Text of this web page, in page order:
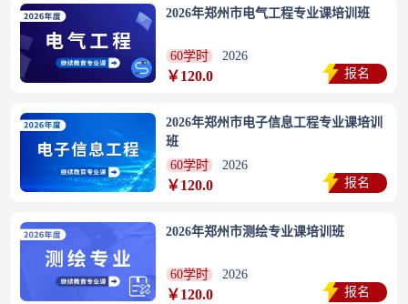
2026年郑州市电气工程专业课培训班
60学时 2026
￥120.0 报名
2026年郑州市电子信息工程专业课培训
班
60学时
2026
￥120.0 报名
2026年郑州市测绘专业课培训班
60学时 2026
￥120.0 报名